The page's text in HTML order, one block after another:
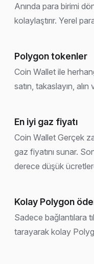
Anında para birimi
kolaylaştırır. Yerel
Polygon tokenler
Coin Wallet ile
satın, takaslayın,
En iyi gaz fiyatı
Coin Wallet Gerçek
gaz fiyatını sunar.
derece düşük
Kolay Polygon
Sadece bağlantılara
tarayarak kolay